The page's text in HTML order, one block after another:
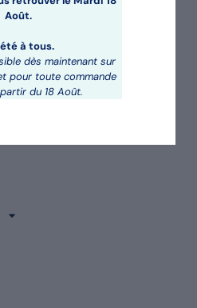
Août.
à tous.
dès maintenant sur
pour toute commande
du 18 Août.